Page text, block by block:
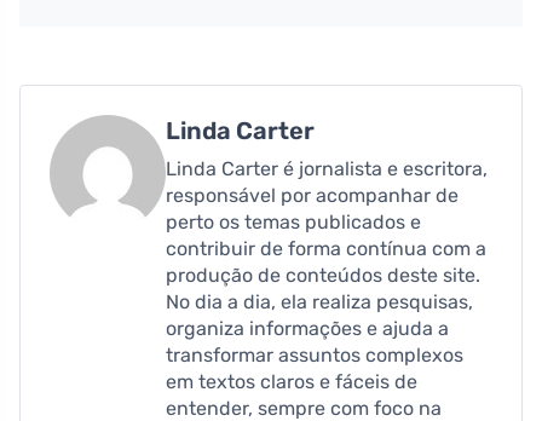
Linda Carter
Linda Carter é jornalista e escritora,
responsável por acompanhar de
perto os temas publicados e
contribuir de forma contínua com a
produção de conteúdos deste site.
No dia a dia, ela realiza pesquisas,
organiza informações e ajuda a
transformar assuntos complexos
em textos claros e fáceis de
entender, sempre com foco na